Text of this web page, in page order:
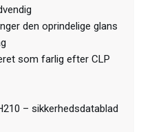
den oprindelige glans
som farlig efter CLP
– sikkerhedsdatablad